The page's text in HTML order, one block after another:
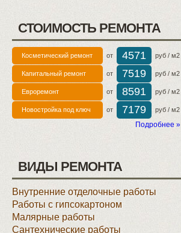
СТОИМОСТЬ РЕМОНТА
Косметический ремонт от 4571 руб / м2
Капитальный ремонт от 7519 руб / м2
Евроремонт от 8591 руб / м2
Новостройка под ключ от 7179 руб / м2
Подробнее »
ВИДЫ РЕМОНТА
Внутренние отделочные работы
Работы с гипсокартоном
Малярные работы
Сантехнические работы